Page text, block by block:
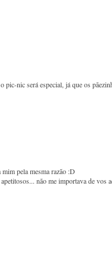
pic-nic será especial, já que os
pela mesma razão :D
não me importava de vos